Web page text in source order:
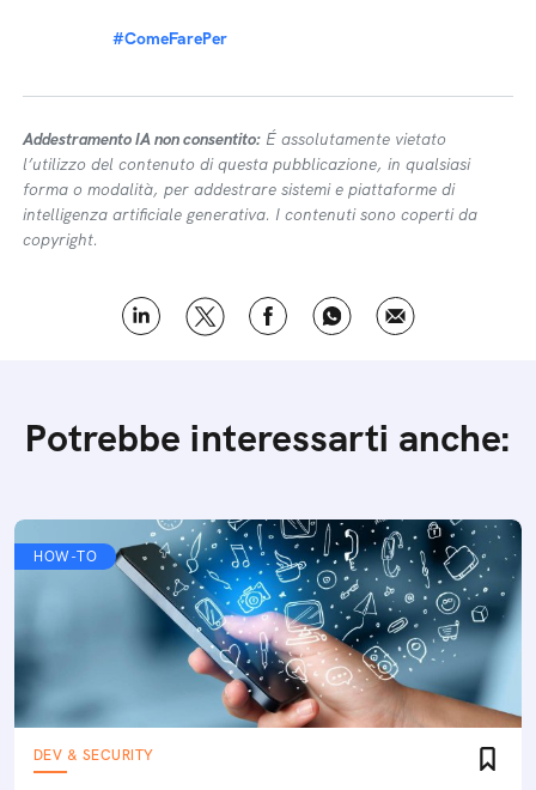
#ComeFarePer
Addestramento IA non consentito: É assolutamente vietato
l’utilizzo del contenuto di questa pubblicazione, in qualsiasi
forma o modalità, per addestrare sistemi e piattaforme di
intelligenza artificiale generativa. I contenuti sono coperti da
copyright.
Potrebbe interessarti anche:
HOW-TO
DEV & SECURITY